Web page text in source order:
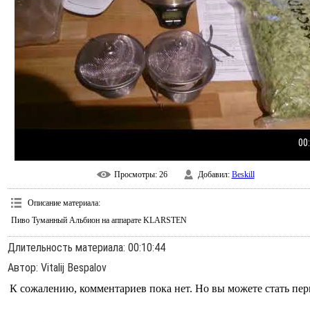
Просмотры: 26 Добавил: Beskill
Описание материала:
Пиво Туманный Альбион на аппарате KLARSTEN
Длительность материала: 00:10:44
Автор: Vitalij Bespalov
К сожалению, комментариев пока нет. Но вы можете стать